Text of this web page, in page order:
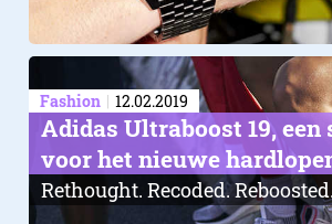
Fashion 12.02.2019
Adidas Ultraboost 19, een
voor het nieuwe
Rethought. Recoded. Reboosted.